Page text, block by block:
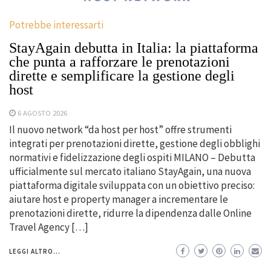
Potrebbe interessarti
StayAgain debutta in Italia: la piattaforma
che punta a rafforzare le prenotazioni
dirette e semplificare la gestione degli
host
6 AGOSTO 2026
Il nuovo network “da host per host” offre strumenti
integrati per prenotazioni dirette, gestione degli obblighi
normativi e fidelizzazione degli ospiti MILANO – Debutta
ufficialmente sul mercato italiano StayAgain, una nuova
piattaforma digitale sviluppata con un obiettivo preciso:
aiutare host e property manager a incrementare le
prenotazioni dirette, ridurre la dipendenza dalle Online
Travel Agency […]
LEGGI ALTRO...